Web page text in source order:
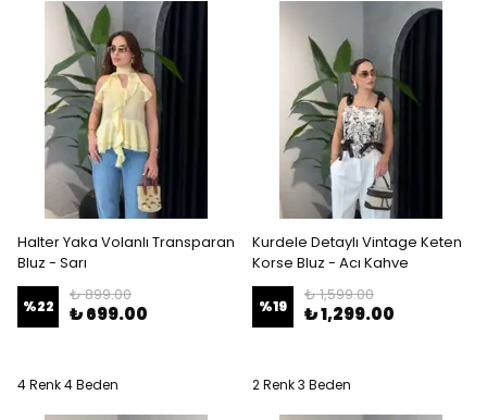
Halter Yaka Volanlı Transparan
Bluz - Sarı
%22
₺ 899.00
₺ 699.00
4 Renk 4 Beden
Kurdele Detaylı Vintage Keten
Korse Bluz - Acı Kahve
%19
₺ 1,599.00
₺ 1,299.00
2 Renk 3 Beden